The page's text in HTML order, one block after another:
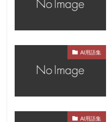
AI用語集
AI用語集